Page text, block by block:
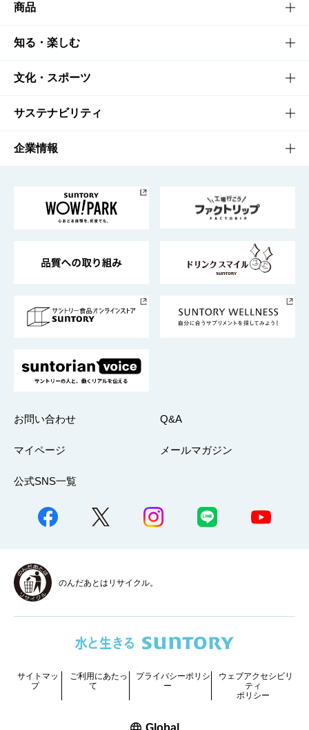
商品
商品TOP
商品一覧
商品発売情報
栄養成分一覧
知る・楽しむ
知る・楽しむTOP
キャンペーン
工場見学
地域情報
文化・スポーツ
文化・スポーツTOP
サントリーホール
サントリーサンバーズ大阪
サステナビリティ
サステナビリティTOP
サントリーが考えるサステナビリティ経営
企業情報
企業概要
採用情報
お問い合わせ Q&A
マイページ メールマガジン
公式SNS一覧
のんだあとはリサイクル。
サイトマッ
プ
ご利用にあたっ
て
プライバシーポリシ
ー
ウェブアクセシビリ
ティ
ポリシー
新しいウィンドウで開く